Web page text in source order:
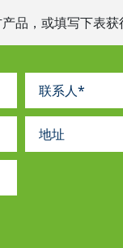
品，或填写下表获